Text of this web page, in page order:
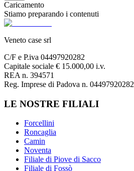
Caricamento
Stiamo preparando i contenuti
Veneto case srl
C/F e P.iva 04497920282
Capitale sociale € 15.000,00 i.v.
REA n. 394571
Reg. Imprese di Padova n. 04497920282
LE NOSTRE FILIALI
Forcellini
Roncaglia
Camin
Noventa
Filiale di Piove di Sacco
Filiale di Fossò